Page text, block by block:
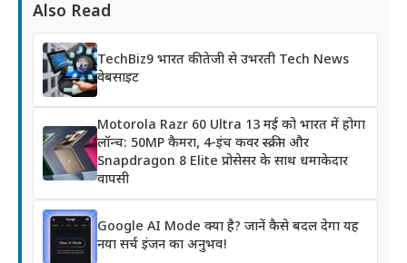
Also Read
TechBiz9 भारत की तेजी से उभरती Tech News
वेबसाइट
Motorola Razr 60 Ultra 13 मई को भारत में होगा
लॉन्च: 50MP कैमरा, 4-इंच कवर स्क्रीन और
Snapdragon 8 Elite प्रोसेसर के साथ धमाकेदार
वापसी
Google AI Mode क्या है? जानें कैसे बदल देगा यह
नया सर्च इंजन का अनुभव!